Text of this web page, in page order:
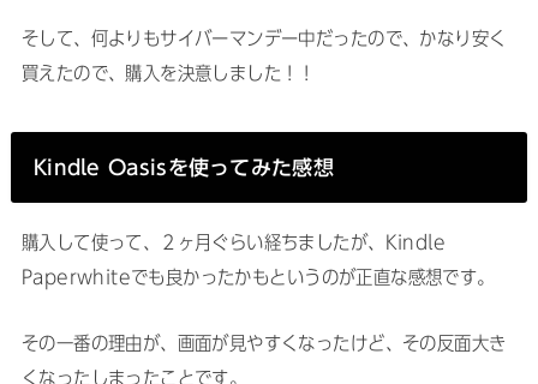
そして、何よりもサイバーマンデー中だったので、かなり安く
買えたので、購入を決意しました！！
Kindle Oasisを使ってみた感想
購入して使って、２ヶ月ぐらい経ちましたが、Kindle
Paperwhiteでも良かったかもというのが正直な感想です。
その一番の理由が、画面が見やすくなったけど、その反面大き
くなったしまったことです。